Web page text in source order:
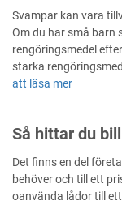
Svampar kan vara
Om du har små barn
rengöringsmedel
starka
att läsa mer
Så hittar du
Det finns en del
behöver och till ett
oanvända lådor till